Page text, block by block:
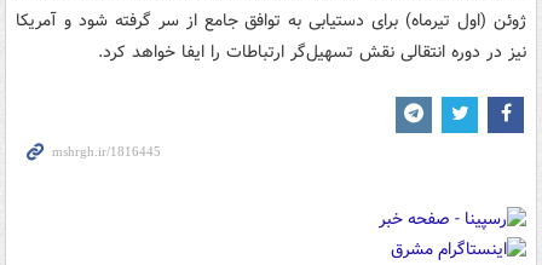
ژوئن (اول تیرماه) برای دستیابی به توافق جامع از سر گرفته شود و آمریکا
نیز در دوره انتقالی نقش تسهیل‌گر ارتباطات را ایفا خواهد کرد.